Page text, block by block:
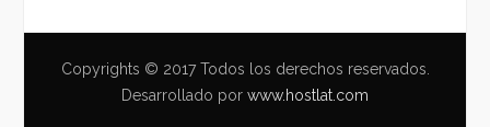
Copyrights © 2017 Todos los derechos reservados.
Desarrollado por www.hostlat.com